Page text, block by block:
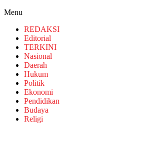
Menu
REDAKSI
Editorial
TERKINI
Nasional
Daerah
Hukum
Politik
Ekonomi
Pendidikan
Budaya
Religi